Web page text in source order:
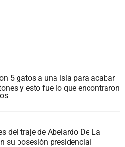
5 gatos a una isla para acabar
y esto fue lo que encontraron
del traje de Abelardo De La
su posesión presidencial